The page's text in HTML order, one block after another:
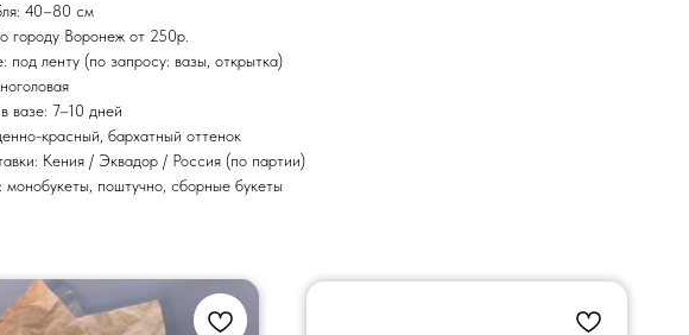
40–80 см
городу Воронеж от 250р.
под ленту (по запросу: вазы, открытка)
вазе: 7–10 дней
красный, бархатный оттенок
Кения / Эквадор / Россия (по партии)
монобукеты, поштучно, сборные букеты